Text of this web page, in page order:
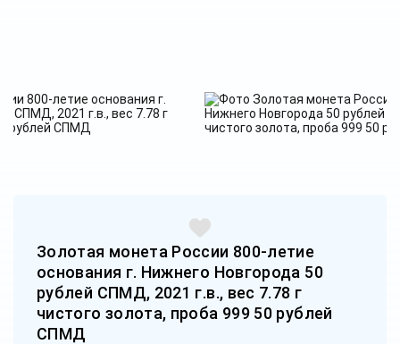
Золотая монета России 800-летие
основания г. Нижнего Новгорода 50
рублей СПМД, 2021 г.в., вес 7.78 г
чистого золота, проба 999 50 рублей
СПМД